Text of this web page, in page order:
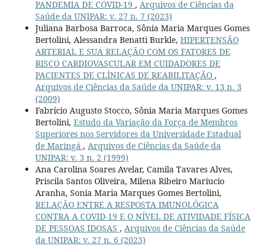
PANDEMIA DE COVID-19 , Arquivos de Ciências da
Saúde da UNIPAR: v. 27 n. 7 (2023)
Juliana Barbosa Barroca, Sônia Maria Marques Gomes
Bertolini, Alessandra Benatti Burkle, HIPERTENSÃO
ARTERIAL E SUA RELAÇÃO COM OS FATORES DE
RISCO CARDIOVASCULAR EM CUIDADORES DE
PACIENTES DE CLÍNICAS DE REABILITAÇÃO ,
Arquivos de Ciências da Saúde da UNIPAR: v. 13 n. 3
(2009)
Fabrício Augusto Stocco, Sônia Maria Marques Gomes
Bertolini, Estudo da Variação da Força de Membros
Superiores nos Servidores da Universidade Estadual
de Maringá , Arquivos de Ciências da Saúde da
UNIPAR: v. 3 n. 2 (1999)
Ana Carolina Soares Avelar, Camila Tavares Alves,
Priscila Santos Oliveira, Milena Ribeiro Mariucio
Aranha, Sonia Maria Marques Gomes Bertolini,
RELAÇÃO ENTRE A RESPOSTA IMUNOLÓGICA
CONTRA A COVID-19 E O NÍVEL DE ATIVIDADE FÍSICA
DE PESSOAS IDOSAS , Arquivos de Ciências da Saúde
da UNIPAR: v. 27 n. 6 (2023)